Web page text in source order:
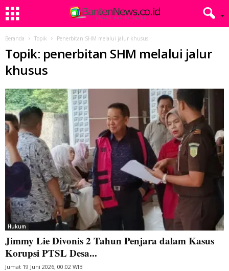
Beranda Topik Penerbitan SHM melalui jalur khusus
Topik: penerbitan SHM melalui jalur
khusus
Hukum
Jimmy Lie Divonis 2 Tahun Penjara dalam Kasus
Korupsi PTSL Desa...
Jumat 19 Juni 2026, 00:02 WIB